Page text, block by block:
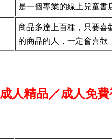
是一個專業的線上兒童書
商品多達上百種，只要喜
的商品的人，一定會喜歡
成人精品／成人免